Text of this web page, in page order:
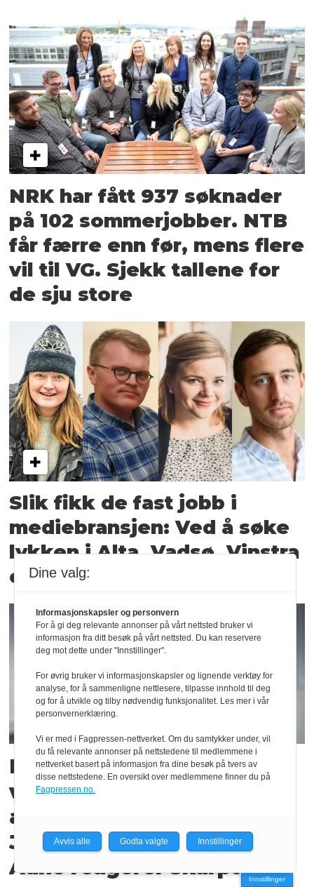
NRK har fått 937 søknader
på 102 sommerjobber. NTB
får færre enn før, mens flere
vil til VG. Sjekk tallene for
de sju store
Slik fikk de fast jobb i
medie­bransjen: Ved å søke
lykken i Alta, Vadsø, Vinstra
og Bergen
I fjor var det 50 prosent
vekst i midlertidige
ansatte i NRK.
Journalistleder Richard
Aune reagerer skarpt
Innstillinger
Dine valg:
Informasjonskapsler og personvern
For å gi deg relevante annonser på vårt nettsted bruker vi
informasjon fra ditt besøk på vårt nettsted. Du kan reservere
deg mot dette under "Innstillinger".
For øvrig bruker vi informasjonskapsler og lignende verktøy for
analyse, for å sammenligne nettlesere, tilpasse innhold til deg
og for å utvikle og tilby nødvendig funksjonalitet. Les mer i vår
personvernerklæring.
Vi er med i Fagpressen-nettverket. Om du samtykker under, vil
du få relevante annonser på nettstedene til medlemmene i
nettverket basert på informasjon fra dine besøk på tvers av
disse nettstedene. En oversikt over medlemmene finner du på
Fagpressen.no.
Avvis alle Godta valgte Innstillinger